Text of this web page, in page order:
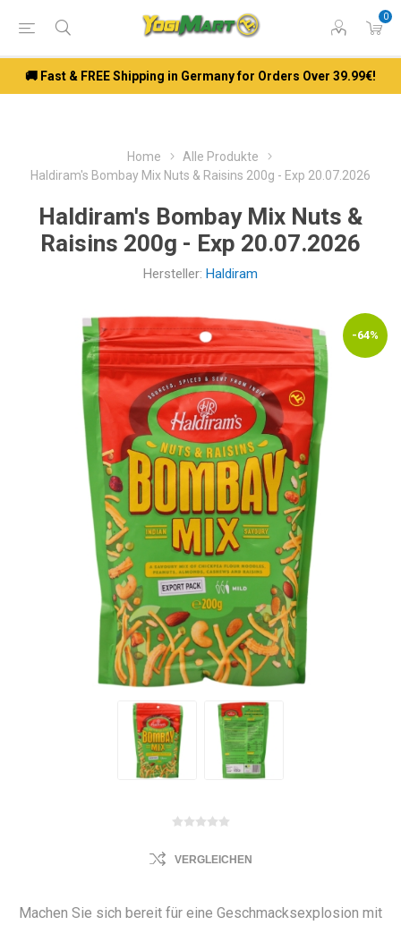
0
🚚 Fast & FREE Shipping in Germany for Orders Over 39.99€!
Home
Alle Produkte
Haldiram's Bombay Mix Nuts & Raisins 200g - Exp 20.07.2026
Haldiram's Bombay Mix Nuts &
Raisins 200g - Exp 20.07.2026
Hersteller: Haldiram
-64%
VERGLEICHEN
Machen Sie sich bereit für eine Geschmacksexplosion mit